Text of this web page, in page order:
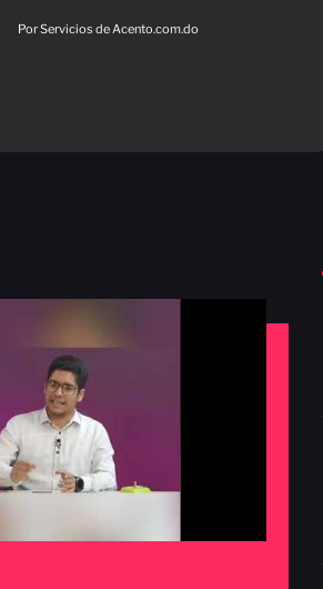
Por Servicios de Acento.com.do